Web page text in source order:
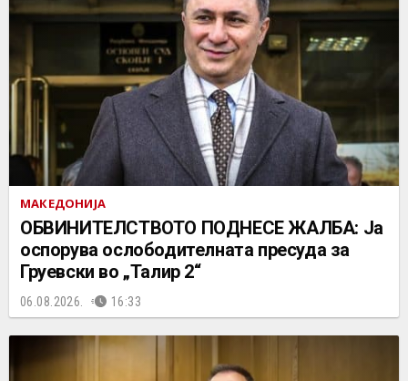
МАКЕДОНИЈА
ОБВИНИТЕЛСТВОТО ПОДНЕСЕ ЖАЛБА: Ја
оспорува ослободителната пресуда за
Груевски во „Талир 2“
06.08.2026. 16:33